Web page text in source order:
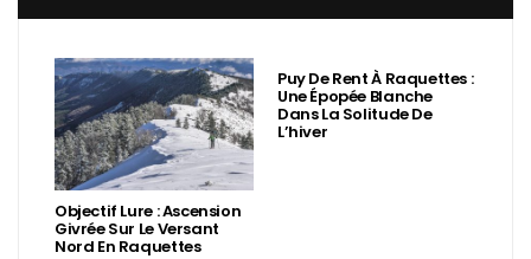
Objectif Lure : Ascension
Givrée Sur Le Versant
Nord En Raquettes
Puy De Rent À Raquettes :
Une Épopée Blanche
Dans La Solitude De
L’hiver